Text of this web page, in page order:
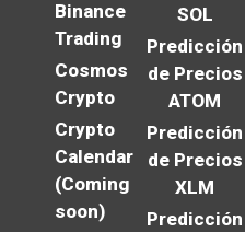
Binance
Trading
Cosmos
Crypto
Crypto
Calendar
(Coming
soon)
SOL
Predicción
de Precios
ATOM
Predicción
de Precios
XLM
Predicción